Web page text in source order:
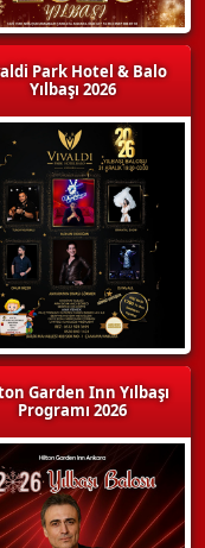
Park Hotel & Balo
Yılbaşı 2026
Garden Inn Yılbaşı
Programı 2026